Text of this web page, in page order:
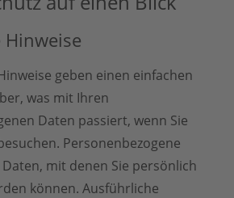
geben einen einfachen
was mit Ihren
Daten passiert, wenn Sie
Personenbezogene
mit denen Sie persönlich
können. Ausführliche